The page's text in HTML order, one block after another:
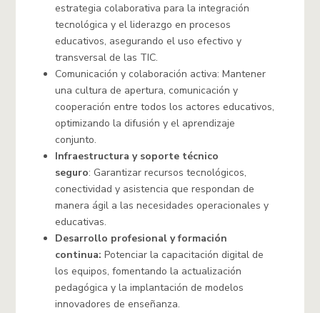
estrategia colaborativa para la integración
tecnológica y el liderazgo en procesos
educativos, asegurando el uso efectivo y
transversal de las TIC.
Comunicación y colaboración activa: Mantener
una cultura de apertura, comunicación y
cooperación entre todos los actores educativos,
optimizando la difusión y el aprendizaje
conjunto.
Infraestructura y soporte técnico
seguro: Garantizar recursos tecnológicos,
conectividad y asistencia que respondan de
manera ágil a las necesidades operacionales y
educativas.
Desarrollo profesional y formación
continua: Potenciar la capacitación digital de
los equipos, fomentando la actualización
pedagógica y la implantación de modelos
innovadores de enseñanza.